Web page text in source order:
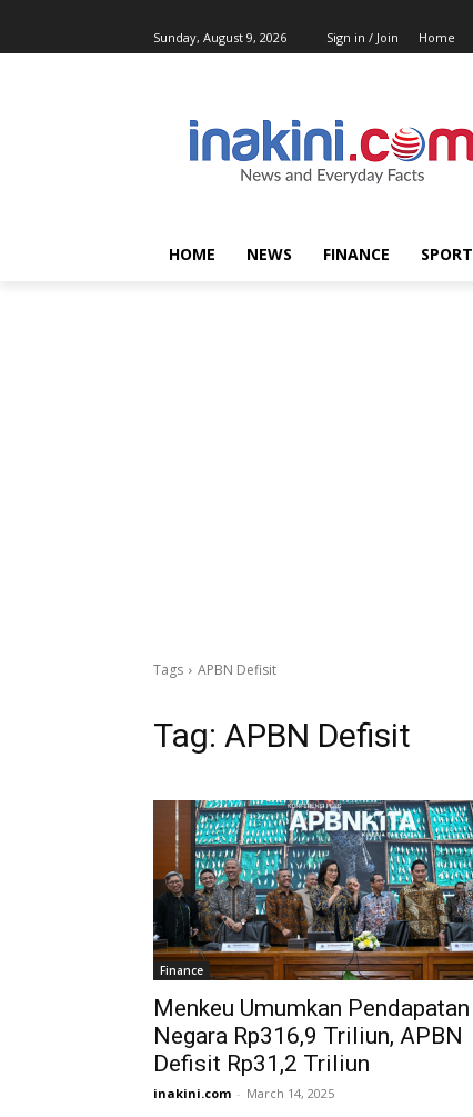
Sunday, August 9, 2026 Sign in / Join Home
HOME NEWS FINANCE SPORT
Tags APBN Defisit
Tag: APBN Defisit
Finance
Menkeu Umumkan Pendapatan
Negara Rp316,9 Triliun, APBN
Defisit Rp31,2 Triliun
inakini.com - March 14, 2025